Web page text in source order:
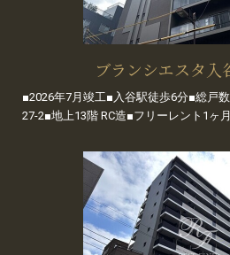
ブランシエスタ入
■2026年7月竣工■入谷駅徒歩6分■総戸
27-2■地上13階 RC造■フリーレント1ヶ月